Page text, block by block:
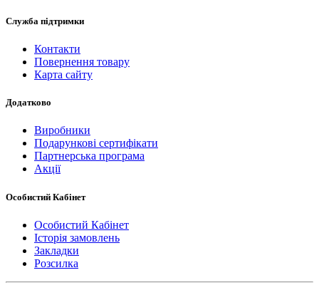
Служба підтримки
Контакти
Повернення товару
Карта сайту
Додатково
Виробники
Подарункові сертифікати
Партнерська програма
Акції
Особистий Кабінет
Особистий Кабінет
Історія замовлень
Закладки
Розсилка